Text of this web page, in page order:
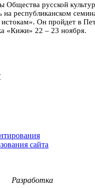
Общества русской
на республиканском
Он пройдет в
«Кижи» 22 – 23 ноября.
сайта
Разработка